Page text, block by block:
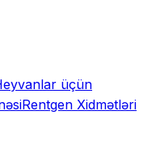
üçün
Rentgen Xidmətləri